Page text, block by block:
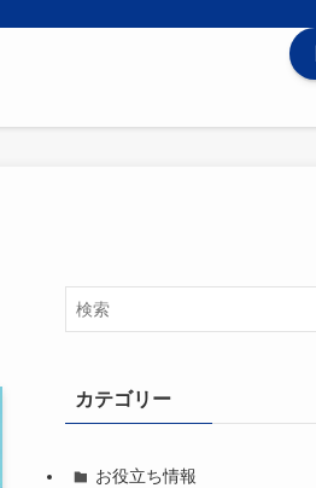
カテゴリー
お役立ち情報